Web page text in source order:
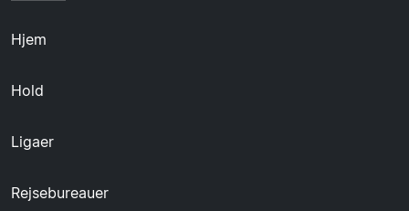
Hjem
Hold
Ligaer
Rejsebureauer